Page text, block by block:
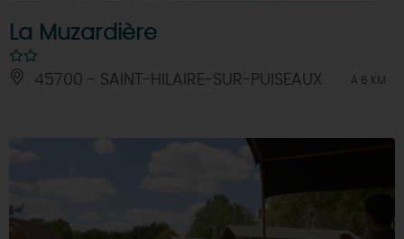
La Muzardière
45700 - SAINT-HILAIRE-SUR-PUISEAUX À 6 KM